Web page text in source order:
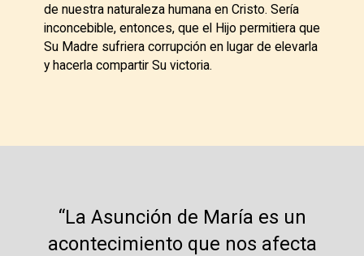
de nuestra naturaleza humana en Cristo. Sería
inconcebible, entonces, que el Hijo permitiera que
Su Madre sufriera corrupción en lugar de elevarla
y hacerla compartir Su victoria.
“La Asunción de María es un
acontecimiento que nos afecta